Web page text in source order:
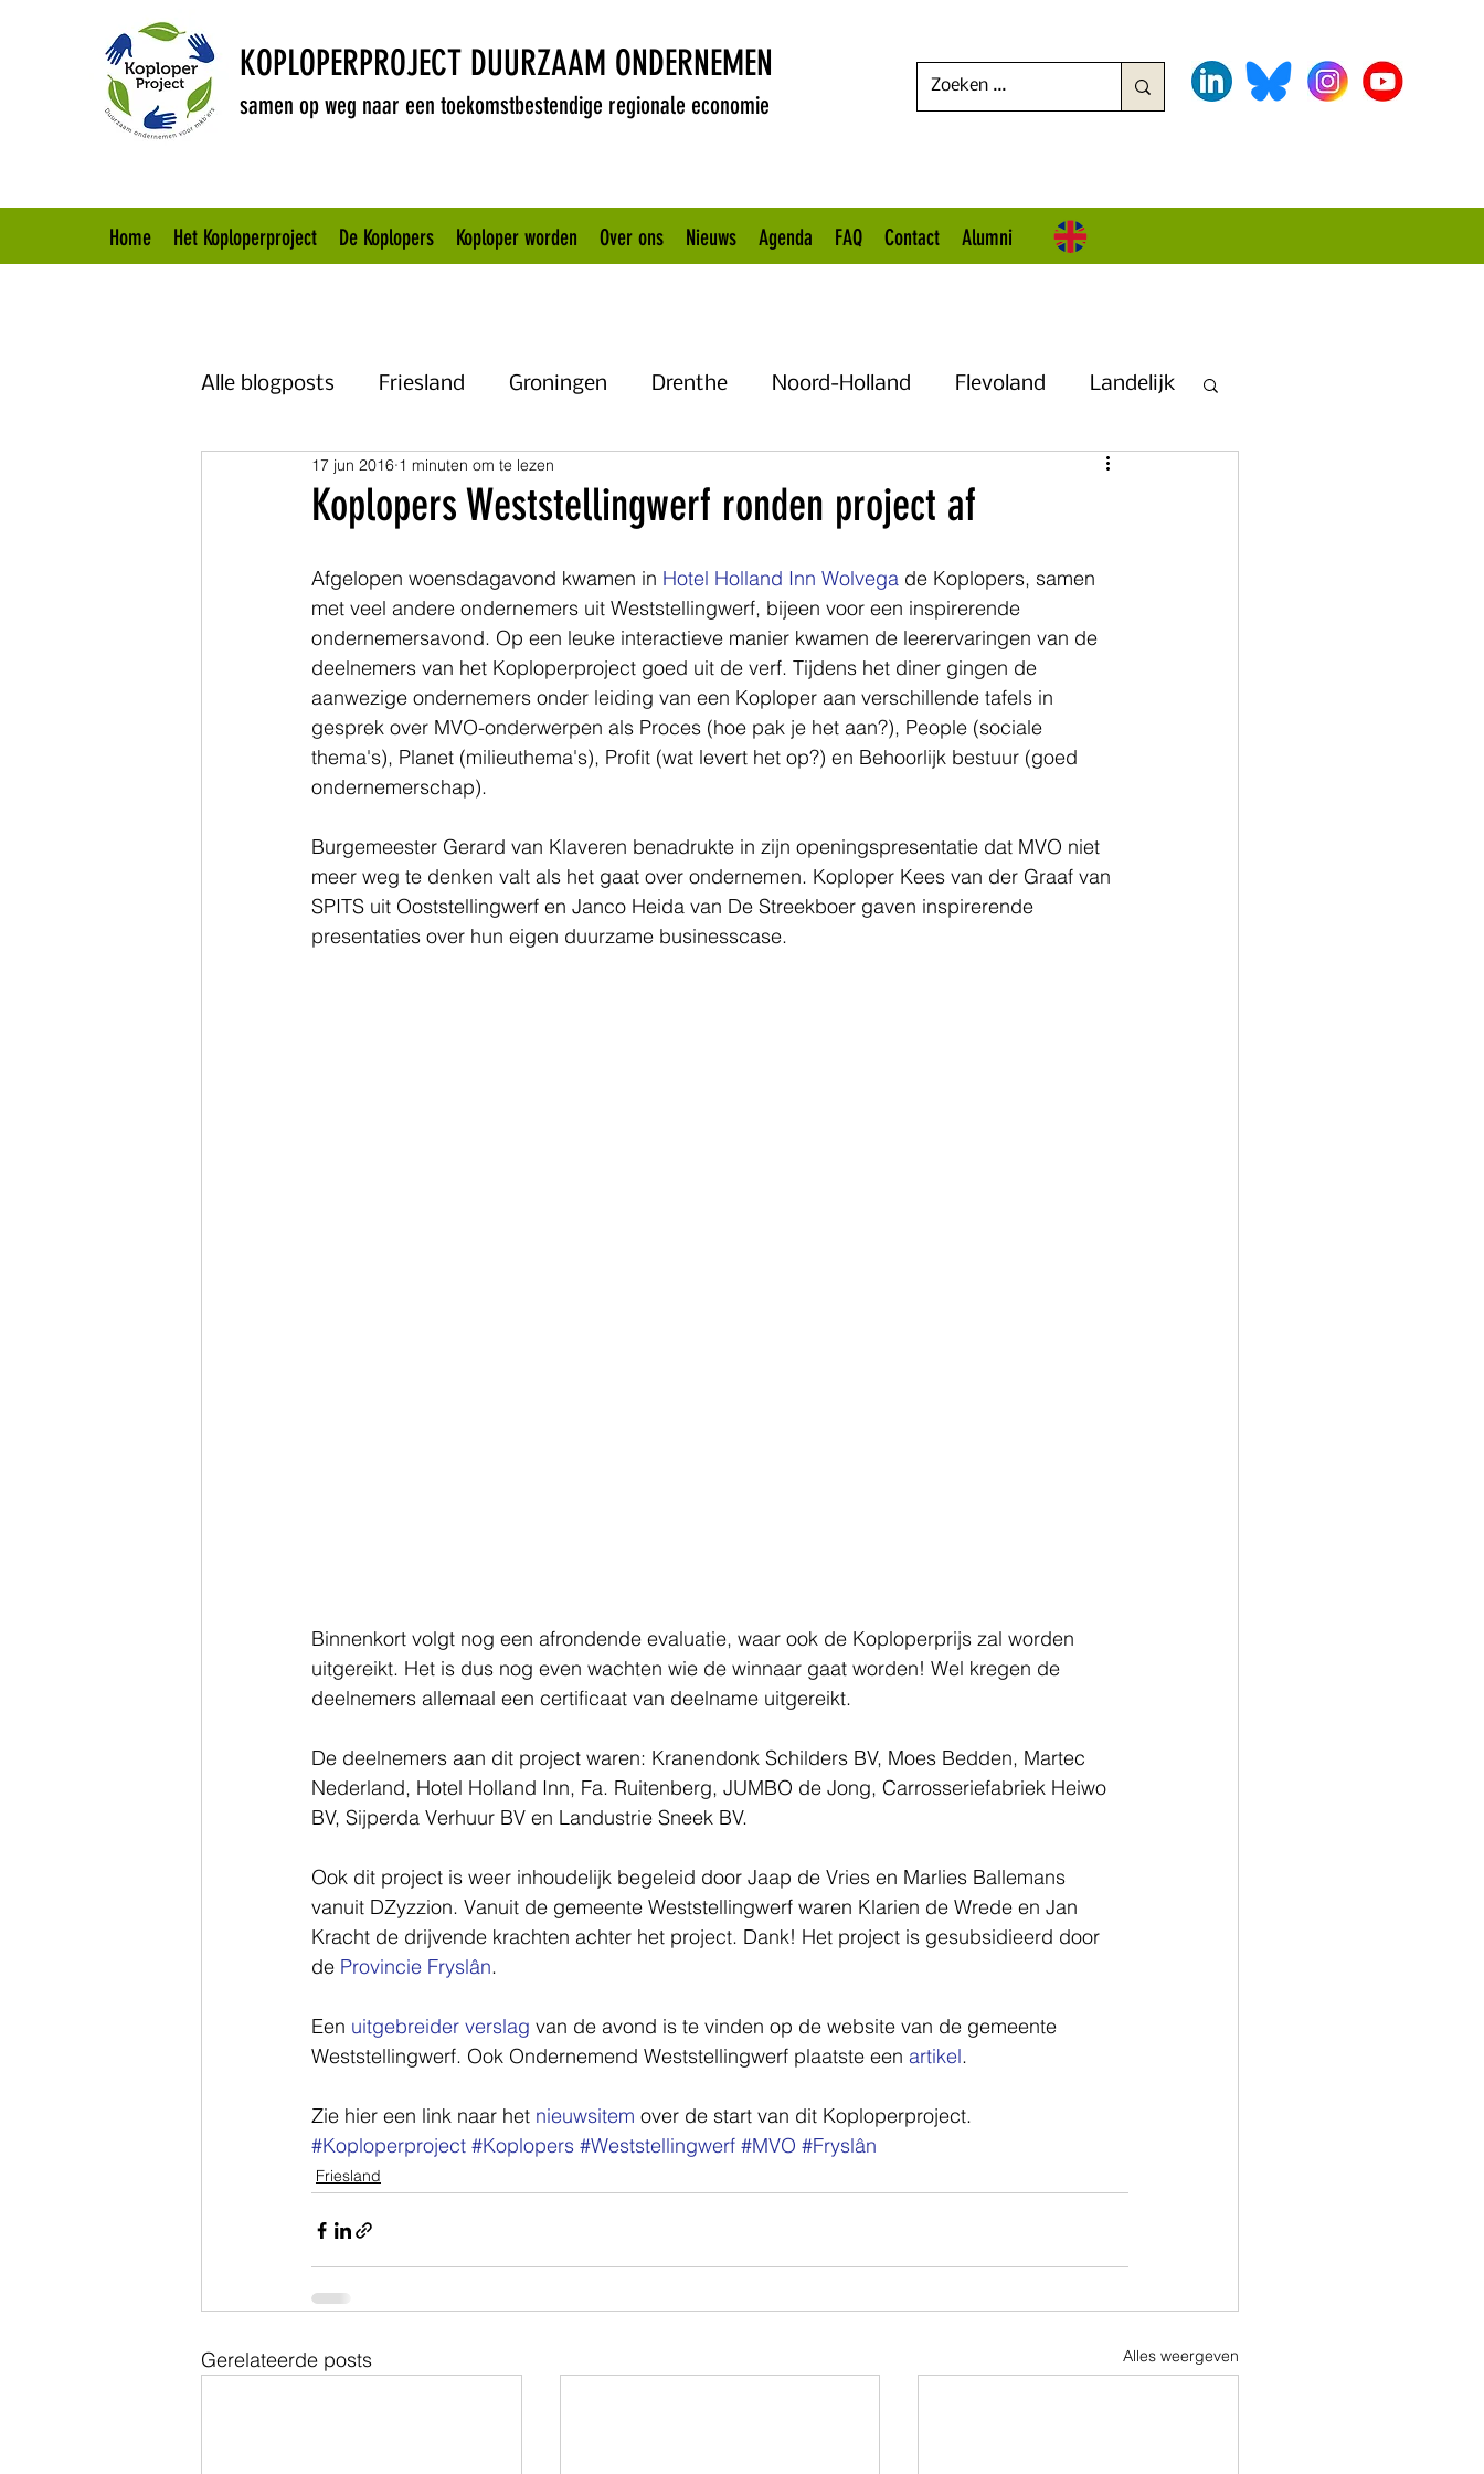
KOPLOPERPROJECT DUURZAAM ONDERNEMEN
samen op weg naar een toekomstbestendige regionale economie
Home Het Koploperproject De Koplopers Koploper worden Over ons Nieuws Agenda FAQ Contact Alumni
Alle blogposts Friesland Groningen Drenthe Noord-Holland Flevoland Landelijk
Brabant Overijssel Uitgelicht Flevoland + Overijssel
Koplopers Weststellingwerf ronden project af
17 jun 2016 1 minuten om te lezen
Afgelopen woensdagavond kwamen in Hotel Holland Inn Wolvega de Koplopers, samen
met veel andere ondernemers uit Weststellingwerf, bijeen voor een inspirerende
ondernemersavond. Op een leuke interactieve manier kwamen de leerervaringen van de
deelnemers van het Koploperproject goed uit de verf. Tijdens het diner gingen de
aanwezige ondernemers onder leiding van een Koploper aan verschillende tafels in
gesprek over MVO-onderwerpen als Proces (hoe pak je het aan?), People (sociale
thema's), Planet (milieuthema's), Profit (wat levert het op?) en Behoorlijk bestuur (goed
ondernemerschap).
Burgemeester Gerard van Klaveren benadrukte in zijn openingspresentatie dat MVO niet
meer weg te denken valt als het gaat over ondernemen. Koploper Kees van der Graaf van
SPITS uit Ooststellingwerf en Janco Heida van De Streekboer gaven inspirerende
presentaties over hun eigen duurzame businesscase.
Binnenkort volgt nog een afrondende evaluatie, waar ook de Koploperprijs zal worden
uitgereikt. Het is dus nog even wachten wie de winnaar gaat worden! Wel kregen de
deelnemers allemaal een certificaat van deelname uitgereikt.
De deelnemers aan dit project waren: Kranendonk Schilders BV, Moes Bedden, Martec
Nederland, Hotel Holland Inn, Fa. Ruitenberg, JUMBO de Jong, Carrosseriefabriek Heiwo
BV, Sijperda Verhuur BV en Landustrie Sneek BV.
Ook dit project is weer inhoudelijk begeleid door Jaap de Vries en Marlies Ballemans
vanuit DZyzzion. Vanuit de gemeente Weststellingwerf waren Klarien de Wrede en Jan
Kracht de drijvende krachten achter het project. Dank! Het project is gesubsidieerd door
de Provincie Fryslân.
Een uitgebreider verslag van de avond is te vinden op de website van de gemeente
Weststellingwerf. Ook Ondernemend Weststellingwerf plaatste een artikel.
Zie hier een link naar het nieuwsitem over de start van dit Koploperproject.
#Koploperproject #Koplopers #Weststellingwerf #MVO #Fryslân
Friesland
Gerelateerde posts Alles weergeven